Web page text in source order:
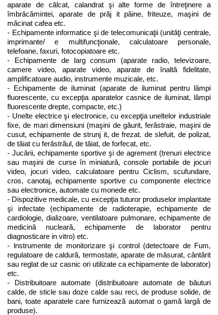
aparate de călcat, calandrat şi alte forme de întreţinere a
îmbrăcămintei, aparate de prãj it pâine, friteuze, maşini de
măcinat cafea etc.
- Echipamente informatice şi de telecomunicaţii (unităţi centrale,
imprimante/ e multifuncţionale, calculatoare personale,
telefoane, faxuri, fotocopiatoare etc.
- Echipamente de larg consum (aparate radio, televizoare,
camere video, aparate video, aparate de înaltă fidelitate,
amplificatoare audio, instrumente muzicale, etc.
- Echipamente de iluminat (aparate de iluminat pentru lămpi
fluorescente, cu excepţia aparatelor casnice de iluminat, lămpi
fluorescente drepte, compacte, etc.)
- Unelte electrice şi electronice, cu excepţia uneltelor industriale
fixe, de mari dimensiuni (maşini de găurit, ferăstraie, maşini de
cusut, echipamente de strunj it, de frezat. de slefuit, de polizat,
de tăiat cu ferăstrãul, de tăiat, de forfecat, etc.
- Jucării, echipamente sportive şi de agrement (trenuri electrice
sau maşini de curse în miniatură, console portabile de jocuri
video, jocuri video, calculatoare pentru Ciclism, scufundare,
cros, canotaj, echipamente sportive cu componente electrice
sau electronice, automate cu monede etc.
- Dispozitive medicale, cu excepţia tuturor produselor implantate
şi infectate (echipamente de radioterapie, echipamente de
cardiologie, dializoare, ventilatoare pulmonare, echipamente de
medicină nucleară, echipamente de laborator pentru
diagnosticare in vitro) etc.
- lnstrumente de monitorizare şi control (detectoare de Fum,
regulatoare de caldură, termostate, aparate de măsurat, cântărit
sau reglat de uz casnic ori utilizate ca echipamente de laborator)
etc.
- Distribuitoare automate (distribuitoare automate de băuturi
calde, de sticle sau doze calde sau reci, de produse solide, de
bani, toate aparatele care furnizeazã automat o gamă largă de
produse).